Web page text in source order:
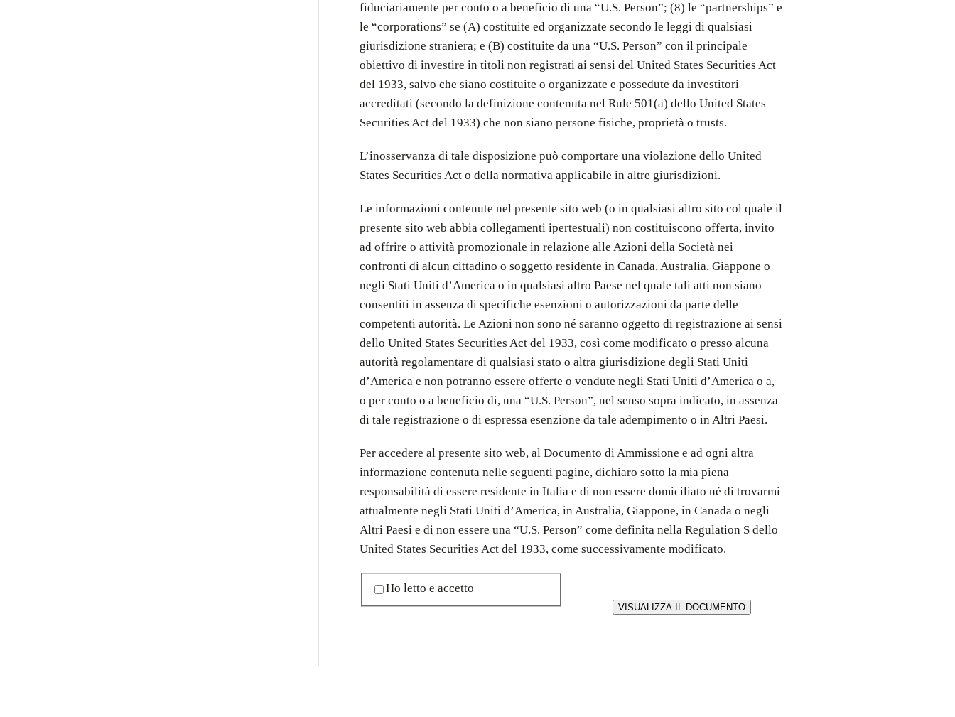
fiduciariamente per conto o a beneficio di una “U.S. Person”; (8) le “partnerships” e
le “corporations” se (A) costituite ed organizzate secondo le leggi di qualsiasi
giurisdizione straniera; e (B) costituite da una “U.S. Person” con il principale
obiettivo di investire in titoli non registrati ai sensi del United States Securities Act
del 1933, salvo che siano costituite o organizzate e possedute da investitori
accreditati (secondo la definizione contenuta nel Rule 501(a) dello United States
Securities Act del 1933) che non siano persone fisiche, proprietà o trusts.
L’inosservanza di tale disposizione può comportare una violazione dello United
States Securities Act o della normativa applicabile in altre giurisdizioni.
Le informazioni contenute nel presente sito web (o in qualsiasi altro sito col quale il
presente sito web abbia collegamenti ipertestuali) non costituiscono offerta, invito
ad offrire o attività promozionale in relazione alle Azioni della Società nei
confronti di alcun cittadino o soggetto residente in Canada, Australia, Giappone o
negli Stati Uniti d’America o in qualsiasi altro Paese nel quale tali atti non siano
consentiti in assenza di specifiche esenzioni o autorizzazioni da parte delle
competenti autorità. Le Azioni non sono né saranno oggetto di registrazione ai sensi
dello United States Securities Act del 1933, così come modificato o presso alcuna
autorità regolamentare di qualsiasi stato o altra giurisdizione degli Stati Uniti
d’America e non potranno essere offerte o vendute negli Stati Uniti d’America o a,
o per conto o a beneficio di, una “U.S. Person”, nel senso sopra indicato, in assenza
di tale registrazione o di espressa esenzione da tale adempimento o in Altri Paesi.
Per accedere al presente sito web, al Documento di Ammissione e ad ogni altra
informazione contenuta nelle seguenti pagine, dichiaro sotto la mia piena
responsabilità di essere residente in Italia e di non essere domiciliato né di trovarmi
attualmente negli Stati Uniti d’America, in Australia, Giappone, in Canada o negli
Altri Paesi e di non essere una “U.S. Person” come definita nella Regulation S dello
United States Securities Act del 1933, come successivamente modificato.
Ho letto e accetto
VISUALIZZA IL DOCUMENTO